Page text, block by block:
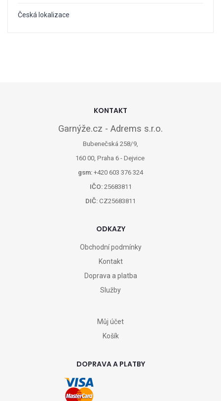
Česká lokalizace
KONTAKT
Garnýže.cz - Adrems s.r.o.
Bubenečská 258/9,
160 00, Praha 6 - Dejvice
gsm: +420 603 376 324
IČO:25683811
DIČ: CZ25683811
ODKAZY
Obchodní podmínky
Kontakt
Doprava a platba
Služby
Můj účet
Košík
DOPRAVA A PLATBY